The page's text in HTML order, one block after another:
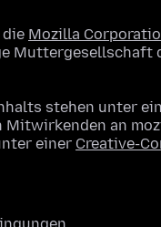
die Mozilla
Muttergesellschaft
stehen unter
Mitwirkenden an
einer Creative-